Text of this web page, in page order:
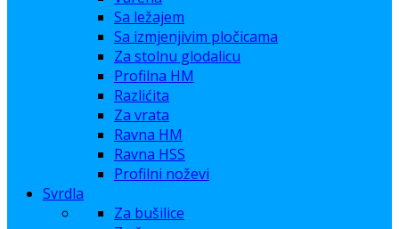
Sa ležajem
Sa izmjenjivim pločicama
Za stolnu glodalicu
Profilna HM
Razlićita
Za vrata
Ravna HM
Ravna HSS
Profilni noževi
Svrdla
Za bušilice